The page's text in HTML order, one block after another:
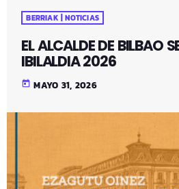
BERRIAK | NOTICIAS
EL ALCALDE DE BILBAO
IBILALDIA 2026
today MAYO 31, 2026